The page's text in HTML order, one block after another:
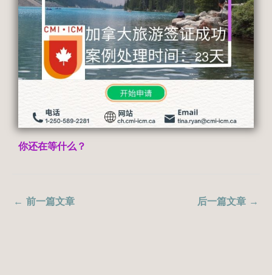
你还在等什么？
← 前一篇文章 后一篇文章 →